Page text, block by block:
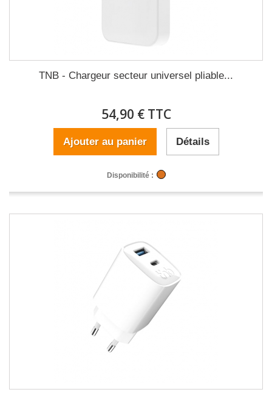
TNB - Chargeur secteur universel pliable...
54,90 € TTC
Ajouter au panier Détails
Disponibilité :